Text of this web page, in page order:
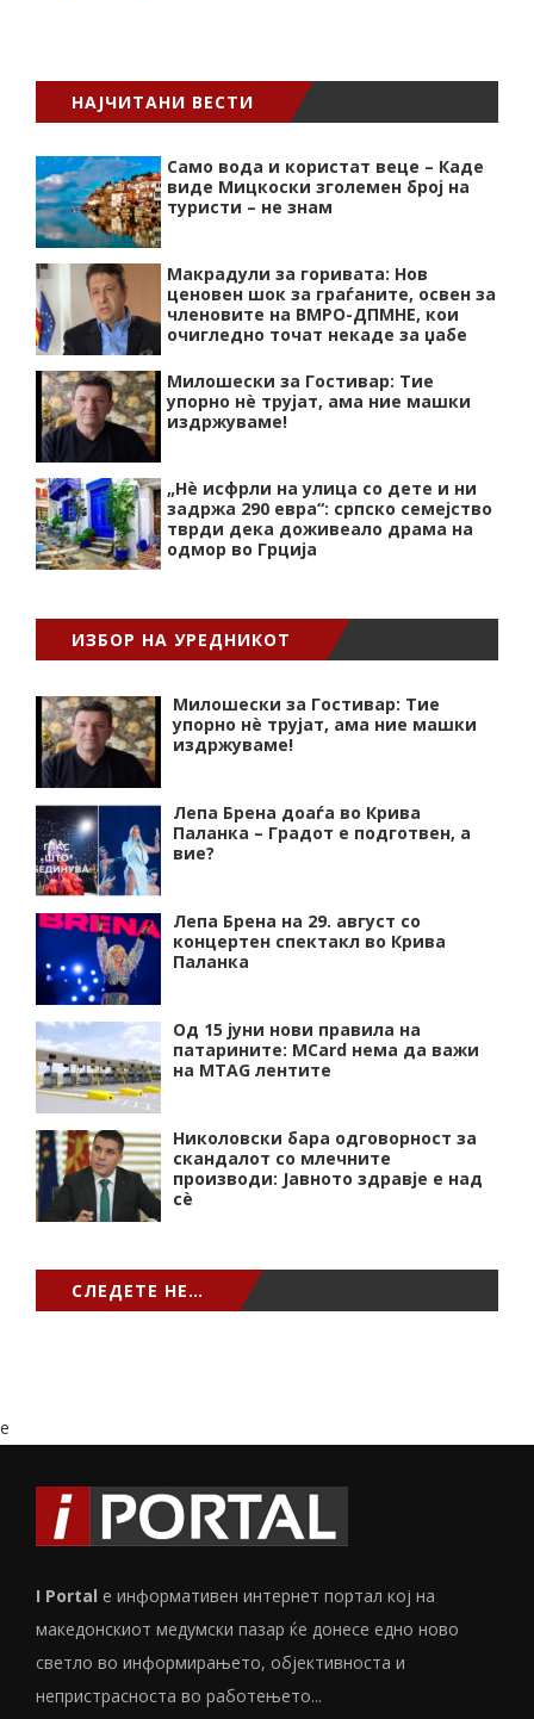
НАЈЧИТАНИ ВЕСТИ
Само вода и користат веце – Каде
виде Мицкоски зголемен број на
туристи – не знам
Макрадули за горивата: Нов
ценовен шок за граѓаните, освен за
членовите на ВМРО-ДПМНЕ, кои
очигледно точат некаде за џабе
Милошески за Гостивар: Тие
упорно нѐ трујат, ама ние машки
издржуваме!
„Нѐ исфрли на улица со дете и ни
задржа 290 евра“: српско семејство
тврди дека доживеало драма на
одмор во Грција
ИЗБОР НА УРЕДНИКОТ
Милошески за Гостивар: Тие
упорно нѐ трујат, ама ние машки
издржуваме!
Лепа Брена доаѓа во Крива
Паланка – Градот е подготвен, а
вие?
Лепа Брена на 29. август со
концертен спектакл во Крива
Паланка
Од 15 јуни нови правила на
патарините: MCard нема да важи
на MTAG лентите
Николовски бара одговорност за
скандалот со млечните
производи: Јавното здравје е над
сѐ
СЛЕДЕТЕ НЕ…
e
I Portal е информативен интернет портал кој на
македонскиот медумски пазар ќе донесе едно ново
светло во информирањето, објективноста и
непристрасноста во работењето...